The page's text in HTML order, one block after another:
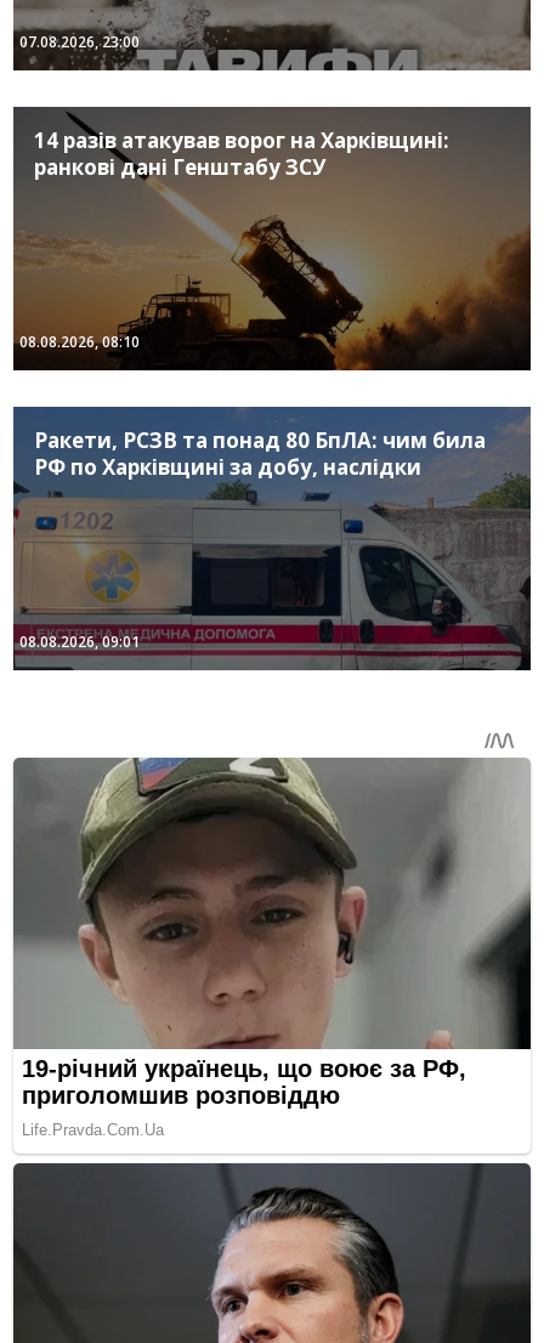
07.08.2026, 23:00
14 разів атакував ворог на Харківщині:
ранкові дані Генштабу ЗСУ
08.08.2026, 08:10
Ракети, РСЗВ та понад 80 БпЛА: чим била
РФ по Харківщині за добу, наслідки
08.08.2026, 09:01